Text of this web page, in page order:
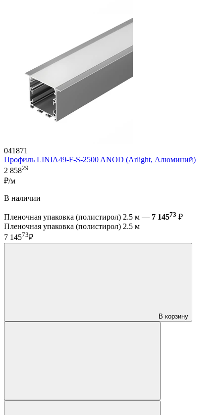
041871
Профиль LINIA49-F-S-2500 ANOD (Arlight, Алюминий)
2 85829
₽/м
В наличии
Пленочная упаковка (полистирол) 2.5 м — 7 14573 ₽
Пленочная упаковка (полистирол) 2.5 м
7 14573₽
В корзину